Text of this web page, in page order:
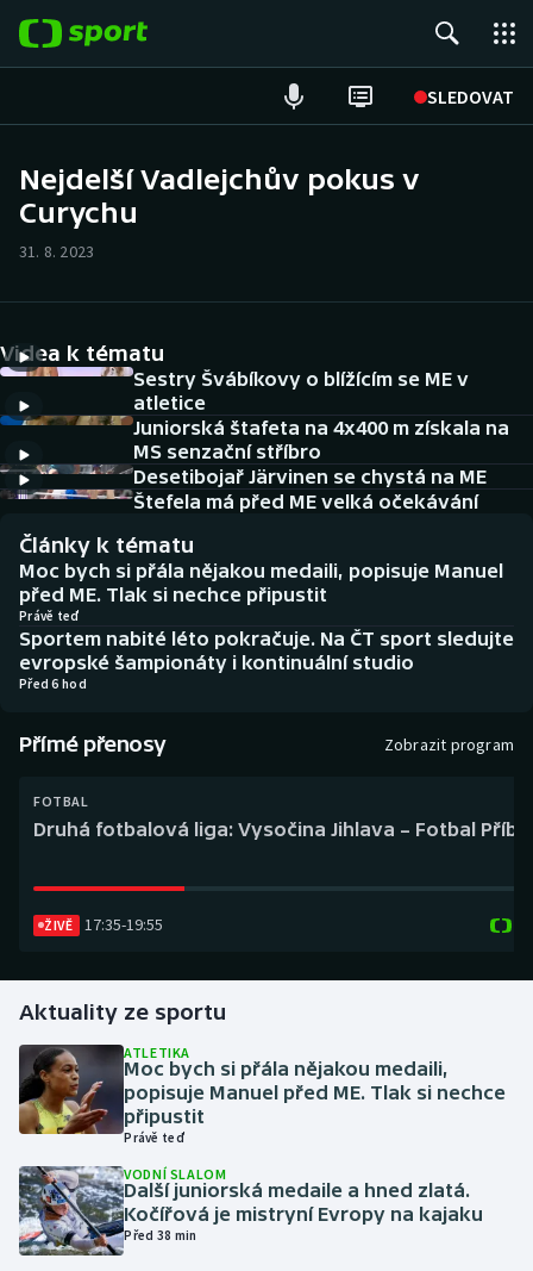
SLEDOVAT
Hokej
Cyklistika
DALŠÍ SPORTY
Americký fotbal
Baseball a softbal
Basketbal
Biatlon
Curling
Dostihy
Futsal
Golf
Gymnastika
Házená
Jezdectví
NEPŘEHLÉDNĚTE
Soutěže
Historické návraty
Aplikace ČT sport
Nejdelší Vadlejchův pokus v
Curychu
31. 8. 2023
Videa k tématu
Sestry Švábíkovy o blížícím se ME v
atletice
Juniorská štafeta na 4x400 m získala na
MS senzační stříbro
Desetibojař Järvinen se chystá na ME
Štefela má před ME velká očekávání
Články k tématu
Moc bych si přála nějakou medaili, popisuje Manuel
před ME. Tlak si nechce připustit
Právě teď
Sportem nabité léto pokračuje. Na ČT sport sledujte
evropské šampionáty i kontinuální studio
Před 6 hod
Přímé přenosy Zobrazit program
FOTBAL
Druhá fotbalová liga: Vysočina Jihlava – Fotbal
ŽIVĚ 17:35-19:55
Aktuality ze sportu
ATLETIKA
Moc bych si přála nějakou medaili,
popisuje Manuel před ME. Tlak si nechce
připustit
Právě teď
VODNÍ SLALOM
Další juniorská medaile a hned zlatá.
Kočířová je mistryní Evropy na kajaku
Před 38 min